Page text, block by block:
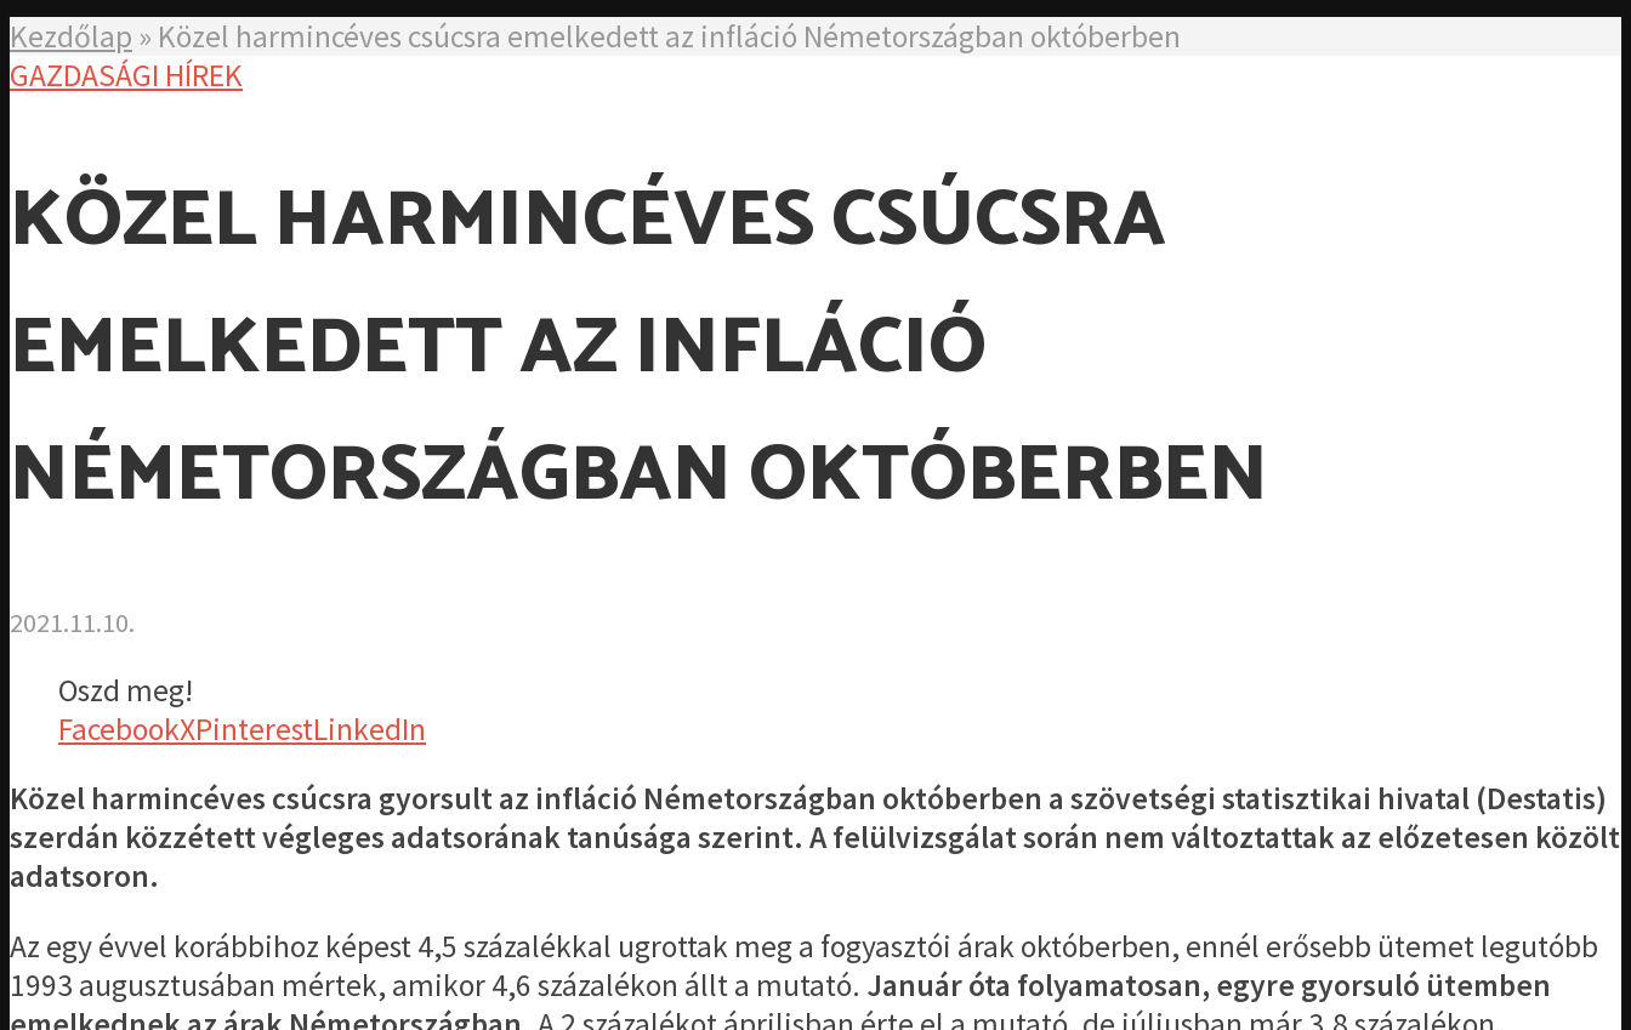
Kezdőlap » Közel harmincéves csúcsra emelkedett az infláció Németországban októberben
GAZDASÁGI HÍREK
KÖZEL HARMINCÉVES CSÚCSRA
EMELKEDETT AZ INFLÁCIÓ
NÉMETORSZÁGBAN OKTÓBERBEN
2021.11.10.
Oszd meg!
FacebookXPinterestLinkedIn
Közel harmincéves csúcsra gyorsult az infláció Németországban októberben a szövetségi statisztikai hivatal (Destatis)
szerdán közzétett végleges adatsorának tanúsága szerint. A felülvizsgálat során nem változtattak az előzetesen közölt
adatsoron.
Az egy évvel korábbihoz képest 4,5 százalékkal ugrottak meg a fogyasztói árak októberben, ennél erősebb ütemet legutóbb
1993 augusztusában mértek, amikor 4,6 százalékon állt a mutató. Január óta folyamatosan, egyre gyorsuló ütemben